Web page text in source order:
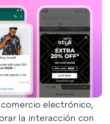
electrónico,
la interacción con